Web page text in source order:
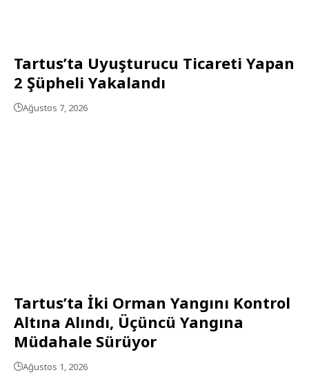
Tartus’ta Uyuşturucu Ticareti Yapan
2 Şüpheli Yakalandı
Ağustos 7, 2026
Tartus’ta İki Orman Yangını Kontrol
Altına Alındı, Üçüncü Yangına
Müdahale Sürüyor
Ağustos 1, 2026